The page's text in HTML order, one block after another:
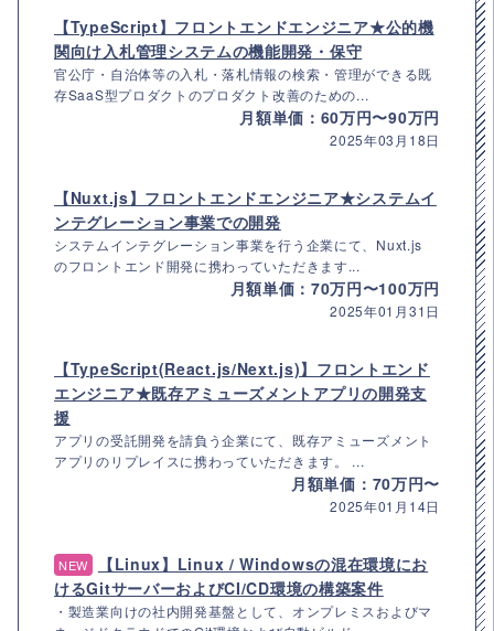
【TypeScript】フロントエンドエンジニア★公的機
関向け入札管理システムの機能開発・保守
官公庁・自治体等の入札・落札情報の検索・管理ができる既
存SaaS型プロダクトのプロダクト改善のための...
月額単価：60万円〜90万円
2025年03月18日
【Nuxt.js】フロントエンドエンジニア★システムイ
ンテグレーション事業での開発
システムインテグレーション事業を行う企業にて、Nuxt.js
のフロントエンド開発に携わっていただきます...
月額単価：70万円〜100万円
2025年01月31日
【TypeScript(React.js/Next.js)】フロントエンド
エンジニア★既存アミューズメントアプリの開発支
援
アプリの受託開発を請負う企業にて、既存アミューズメント
アプリのリプレイスに携わっていただきます。 ...
月額単価：70万円〜
2025年01月14日
NEW
【Linux】Linux / Windowsの混在環境にお
けるGitサーバーおよびCI/CD環境の構築案件
・製造業向けの社内開発基盤として、オンプレミスおよびマ